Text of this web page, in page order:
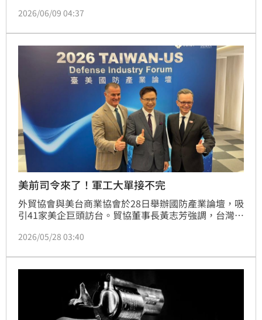
2026/06/09 04:37
美前司令來了！軍工大單接不完
外貿協會與美台商業協會於28日舉辦國防產業論壇，吸
引41家美企巨頭訪台。貿協董事長黃志芳強調，台灣憑
關鍵夥伴。雙方合作正從傳統軍售轉向共同研發與製
此次論壇規模創紀錄，不僅提升台灣國防實力，更助攻
國內業者切入全球軍事供應鏈，開創台美工業結盟的新
賽道，實現強強聯手的雙贏局面。
2026/05/28 03:40